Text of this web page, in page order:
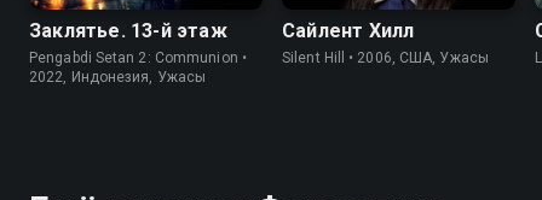
Заклятье. 13-й этаж
Pengabdi Setan 2: Communion •
2022, Индонезия, Ужасы
Сайлент Хилл
Silent Hill • 2006, США, Ужасы